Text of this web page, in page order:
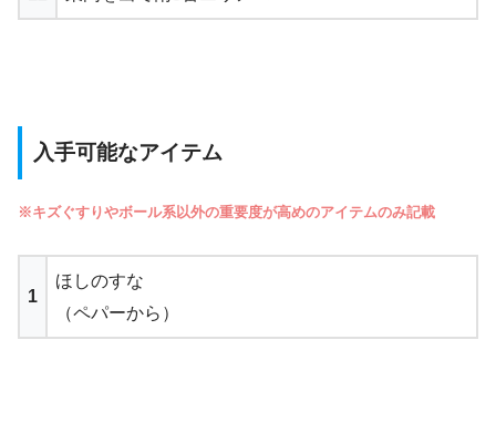
入手可能なアイテム
※キズぐすりやボール系以外の重要度が高めのアイテムのみ記載
1
ほしのすな
（ペパーから）